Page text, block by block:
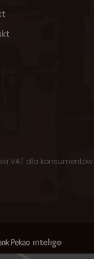
VAT dla konsumentów